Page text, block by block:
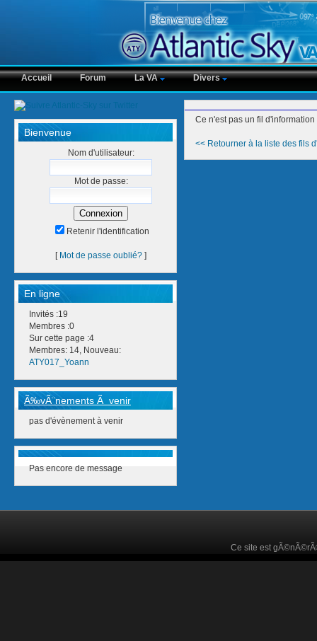
Accueil Forum La VA Divers
Bienvenue
Nom d'utilisateur:
Mot de passe:
Retenir l'identification
[ Mot de passe oublié? ]
En ligne
Invités :19
Membres :0
Sur cette page :4
Membres: 14, Nouveau:
ATY017_Yoann
Ã‰vÃ¨nements Ã venir
pas d'évènement à venir
Pas encore de message
Ce n'est pas un fil
<< Retourner à la liste des fils
Ce site est